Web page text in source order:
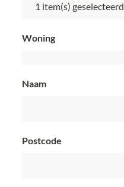
item(s) geselecteerd
Woning
Naam
Postcode